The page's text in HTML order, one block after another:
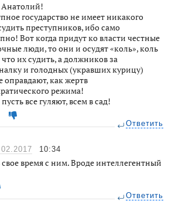
государство не имеет никакого
преступников, ибо само
Вот когда придут ко власти честные
люди, то они и осудят «коль», коль
что их судить, а должников за
и голодных (укравших курицу)
оправдают, как жертв
режима!
все гуляют, всем в сад!
Ответить
10:34
время с ним. Вроде интеллегентный
Ответить